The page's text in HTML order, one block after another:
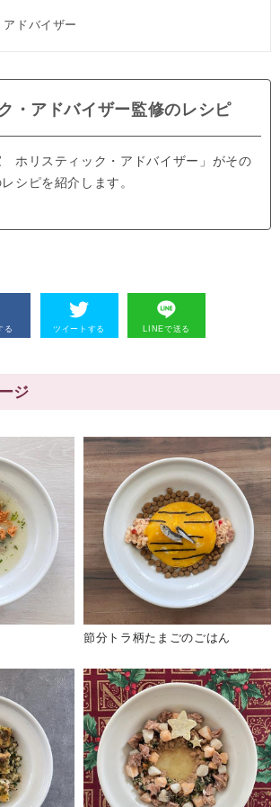
ドバイザー
・アドバイザー監修のレシピ
ホリスティック・アドバイザー」がその
シピを紹介します。
る ツイートする LINEで送る
ジ
節分トラ柄たまごのごはん